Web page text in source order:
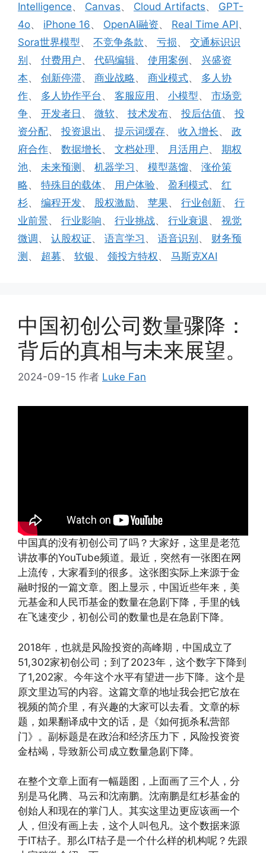
Intelligence、 Canvas、 Cloud Artifacts、 GPT-
4o、 iPhone 16、 OpenAI融资、 Real Time API、
Sora世界模型、 不竞争条款、 亏损、 交通标识识
别 、 付费用户、 代码编辑、 使用案例 、 兴盛资
本、 创新停滞、 商业战略、 商业模式、 多人协
作、 多人协作平台 、 客服应用 、 小模型、 市场竞
争、 开发者日 、 微软、 技术发布、 投后估值、 投
资分配、 投资退出 、 提示词缓存、 收入增长、 政
府合作、 数据增长、 文档处理、 月活用户、 期权
池、 未来预测 、 机器学习 、 模型蒸馏、 涨价策
略、 特殊目的载体、 用户体验、 盈利模式、 红
杉、 编程开发、 股权激励、 苹果、 行业创新、 行
业前景、 行业影响、 行业挑战、 行业衰退 、 视觉
微调 、 认股权证、 语言学习 、 语音识别 、 财务预
测 、 超募、 软银 、 领投方特权 、 马斯克XAI
中国初创公司数量骤降：
背后的真相与未来展望。
2024-09-15 作者 Luke Fan
中国真的没有初创公司了吗？大家好，这里是老范
讲故事的YouTube频道。最近，突然有一张图在网
上流传，大家看到的很多。这张图实际上来源于金
融时报的一篇文章。图上显示，中国近些年来，美
元基金和人民币基金的数量在急剧下降，手里的钱
在飞速变少，初创公司的数量也是在急剧下降。
2018年，也就是风险投资的高峰期，中国成立了
51,302家初创公司；到了2023年，这个数字下降到
了1,202家。今年这个水平有望进一步下降。这个是
原文里边写的内容。这篇文章的地址我会把它放在
视频的简介里，有兴趣的大家可以去看。文章的标
题，如果翻译成中文的话，是《如何扼杀私营部
门》。副标题是在政治和经济压力下，风险投资资
金枯竭，导致新公司成立数量急剧下降。
在整个文章上面有一幅题图，上面画了三个人，分
别是马化腾、马云和沈南鹏。沈南鹏是红杉基金的
创始人和现在的掌门人。其实这里边更应该画一个
人，但没有画上去，这个人叫包凡。这个数据来源
于IT桔子。那么IT桔子是一个什么样的机构呢？先跟